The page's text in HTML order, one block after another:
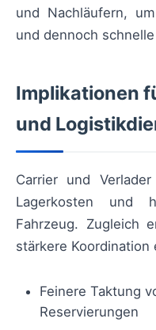
und Nachläufern,
und dennoch
Implikationen
und
Carrier und
Lagerkosten und
Fahrzeug. Zugleich
stärkere Koordination
Feinere Taktung
Reservierungen